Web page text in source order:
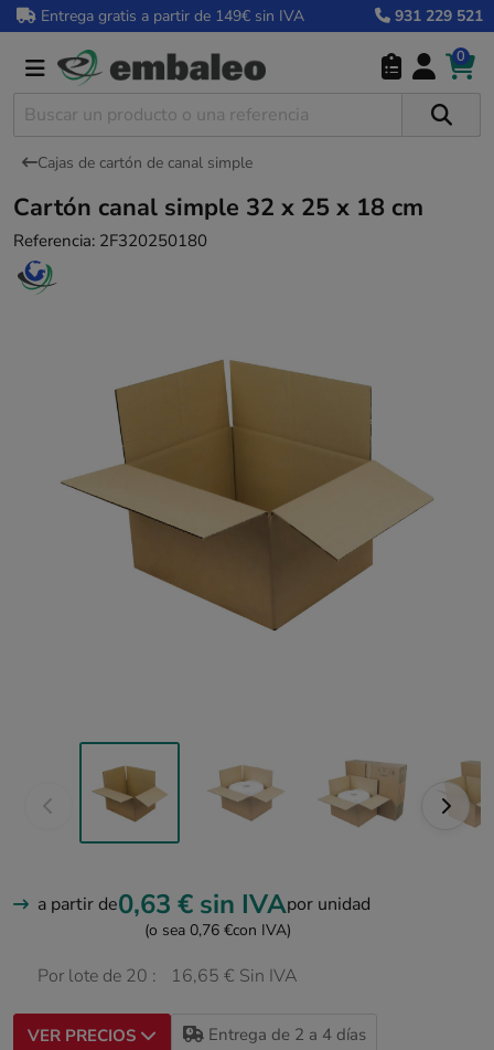
Entrega gratis a partir de 149€ sin IVA 931 229 521
0
Cajas de cartón de canal simple
Cartón canal simple 32 x 25 x 18 cm
Referencia: 2F320250180
a partir de0,63 € sin IVApor unidad
(o sea 0,76 €con IVA)
Por lote de 20 : 16,65 € Sin IVA
VER PRECIOS Entrega de 2 a 4 días